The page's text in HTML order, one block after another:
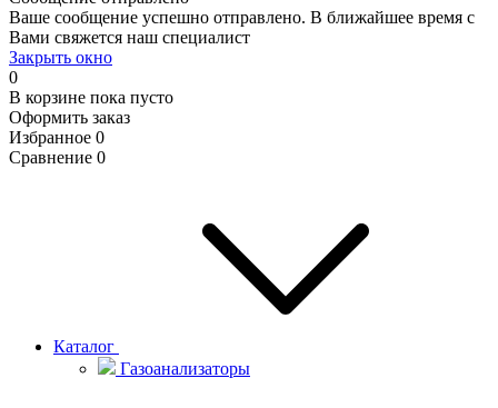
Ваше сообщение успешно отправлено. В ближайшее время с
Вами свяжется наш специалист
Закрыть окно
0
В корзине пока пусто
Оформить заказ
Избранное 0
Сравнение 0
Каталог
Газоанализаторы